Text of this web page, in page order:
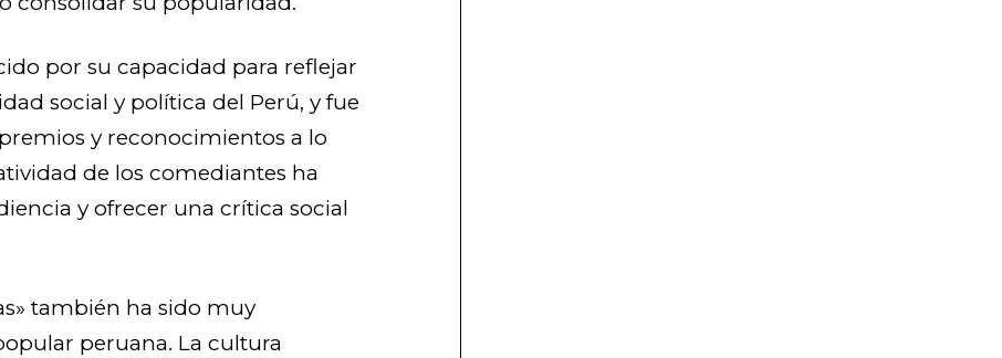
por su capacidad para reflejar
social y política del Perú, y fue
y reconocimientos a lo
de los comediantes ha
y ofrecer una crítica social
también ha sido muy
peruana. La cultura